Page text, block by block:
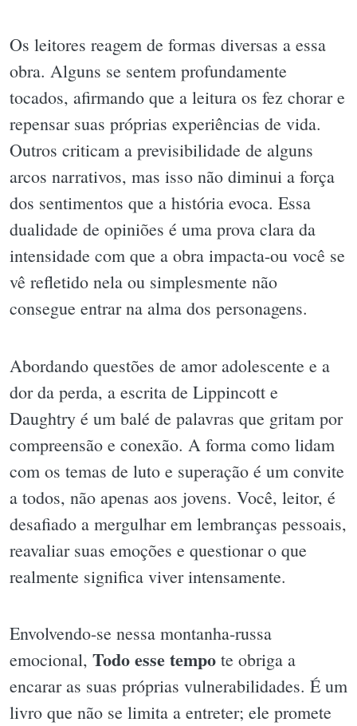
Os leitores reagem de formas diversas a essa
obra. Alguns se sentem profundamente
tocados, afirmando que a leitura os fez chorar e
repensar suas próprias experiências de vida.
Outros criticam a previsibilidade de alguns
arcos narrativos, mas isso não diminui a força
dos sentimentos que a história evoca. Essa
dualidade de opiniões é uma prova clara da
intensidade com que a obra impacta-ou você se
vê refletido nela ou simplesmente não
consegue entrar na alma dos personagens.
Abordando questões de amor adolescente e a
dor da perda, a escrita de Lippincott e
Daughtry é um balé de palavras que gritam por
compreensão e conexão. A forma como lidam
com os temas de luto e superação é um convite
a todos, não apenas aos jovens. Você, leitor, é
desafiado a mergulhar em lembranças pessoais,
reavaliar suas emoções e questionar o que
realmente significa viver intensamente.
Envolvendo-se nessa montanha-russa
emocional, Todo esse tempo te obriga a
encarar as suas próprias vulnerabilidades. É um
livro que não se limita a entreter; ele promete